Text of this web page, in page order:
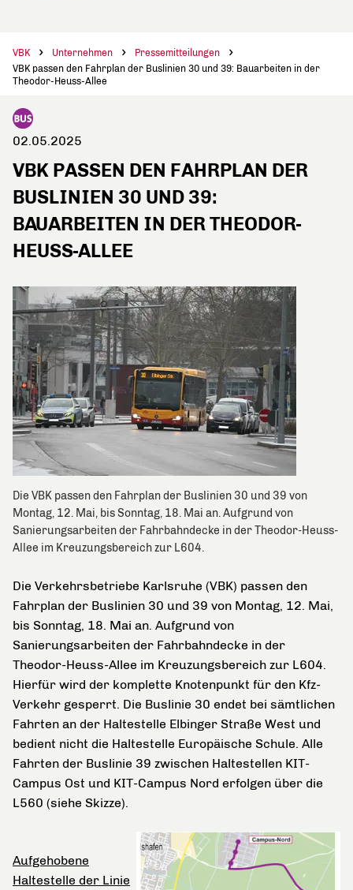
VBK Unternehmen
Pressemitteilungen
VBK passen den Fahrplan der Buslinien 30 und 39: Bauarbeiten in der
Theodor-Heuss-Allee
02.05.2025
VBK PASSEN DEN FAHRPLAN DER
BUSLINIEN 30 UND 39:
BAUARBEITEN IN DER THEODOR-
HEUSS-ALLEE
Die VBK passen den Fahrplan der Buslinien 30 und 39 von
Montag, 12. Mai, bis Sonntag, 18. Mai an. Aufgrund von
Sanierungsarbeiten der Fahrbahndecke in der Theodor-Heuss-
Allee im Kreuzungsbereich zur L604.
Die Verkehrsbetriebe Karlsruhe (VBK) passen den
Fahrplan der Buslinien 30 und 39 von Montag, 12. Mai,
bis Sonntag, 18. Mai an. Aufgrund von
Sanierungsarbeiten der Fahrbahndecke in der
Theodor-Heuss-Allee im Kreuzungsbereich zur L604.
Hierfür wird der komplette Knotenpunkt für den Kfz-
Verkehr gesperrt. Die Buslinie 30 endet bei sämtlichen
Fahrten an der Haltestelle Elbinger Straße West und
bedient nicht die Haltestelle Europäische Schule. Alle
Fahrten der Buslinie 39 zwischen Haltestellen KIT-
Campus Ost und KIT-Campus Nord erfolgen über die
L560 (siehe Skizze).
Aufgehobene
Haltestelle der Linie